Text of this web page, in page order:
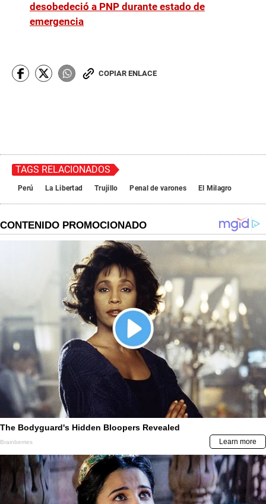
desobedeció a PNP durante estado de
emergencia
COPIAR ENLACE
TAGS RELACIONADOS
Perú La Libertad Trujillo Penal de varones El Milagro